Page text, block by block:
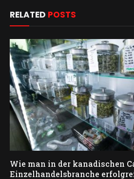
RELATED POSTS
Wie man in der kanadischen
Einzelhandelsbranche